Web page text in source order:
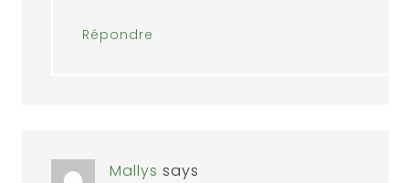
Répondre
Mallys says